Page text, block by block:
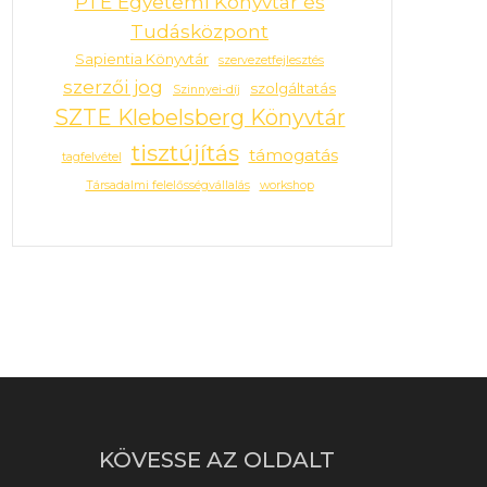
Tudásközpont
Sapientia Könyvtár szervezetfejlesztés
szerzői jog Szinnyei-díj szolgáltatás
SZTE Klebelsberg Könyvtár
tagfelvétel tisztújítás támogatás
Társadalmi felelősségvállalás workshop
KÖVESSE AZ OLDALT